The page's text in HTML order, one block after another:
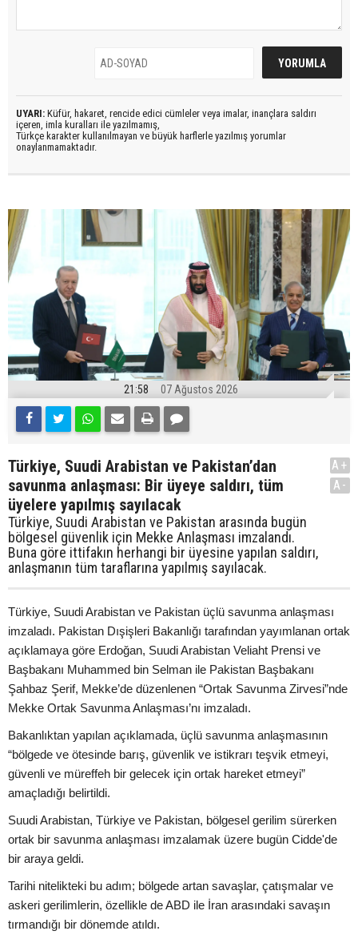
UYARI: Küfür, hakaret, rencide edici cümleler veya imalar, inançlara saldırı
içeren, imla kuralları ile yazılmamış,
Türkçe karakter kullanılmayan ve büyük harflerle yazılmış yorumlar
onaylanmamaktadır.
21:58 07 Ağustos 2026
Türkiye, Suudi Arabistan ve Pakistan’dan
savunma anlaşması: Bir üyeye saldırı, tüm
üyelere yapılmış sayılacak
Türkiye, Suudi Arabistan ve Pakistan arasında bugün
bölgesel güvenlik için Mekke Anlaşması imzalandı.
Buna göre ittifakın herhangi bir üyesine yapılan saldırı,
anlaşmanın tüm taraflarına yapılmış sayılacak.
A+
A-
Türkiye, Suudi Arabistan ve Pakistan üçlü savunma anlaşması
imzaladı. Pakistan Dışişleri Bakanlığı tarafından yayımlanan ortak
açıklamaya göre Erdoğan, Suudi Arabistan Veliaht Prensi ve
Başbakanı Muhammed bin Selman ile Pakistan Başbakanı
Şahbaz Şerif, Mekke’de düzenlenen “Ortak Savunma Zirvesi”nde
Mekke Ortak Savunma Anlaşması’nı imzaladı.
Bakanlıktan yapılan açıklamada, üçlü savunma anlaşmasının
“bölgede ve ötesinde barış, güvenlik ve istikrarı teşvik etmeyi,
güvenli ve müreffeh bir gelecek için ortak hareket etmeyi”
amaçladığı belirtildi.
Suudi Arabistan, Türkiye ve Pakistan, bölgesel gerilim sürerken
ortak bir savunma anlaşması imzalamak üzere bugün Cidde'de
bir araya geldi.
Tarihi nitelikteki bu adım; bölgede artan savaşlar, çatışmalar ve
askeri gerilimlerin, özellikle de ABD ile İran arasındaki savaşın
tırmandığı bir dönemde atıldı.